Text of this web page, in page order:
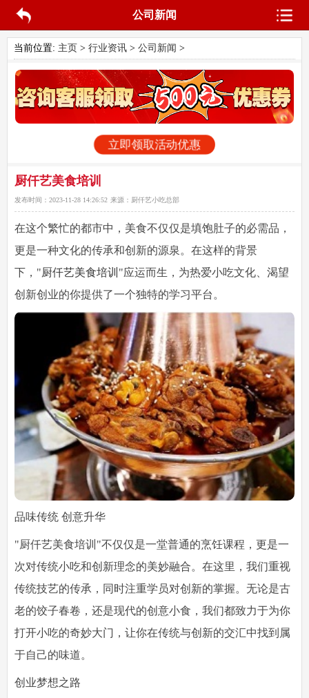
公司新闻
当前位置: 主页 > 行业资讯> 公司新闻 >
立即领取活动优惠
厨仟艺美食培训
发布时间： 2023-11-28 14:26:52 来源： 厨仟艺小吃总部
在这个繁忙的都市中，美食不仅仅是填饱肚子的必需品，
更是一种文化的传承和创新的源泉。在这样的背景
下，"厨仟艺美食培训 "应运而生，为热爱小吃文化、渴望
创新创业的你提供了一个独特的学习平台。
品味传统 创意升华
"厨仟艺美食培训"不仅仅是一堂普通的烹饪课程，更是一
次对传统小吃和创新理念的美妙融合。在这里，我们重视
传统技艺的传承，同时注重学员对创新的掌握。无论是古
老的饺子春卷，还是现代的创意小食，我们都致力于为你
打开小吃的奇妙大门，让你在传统与创新的交汇中找到属
于自己的味道。
创业梦想之路